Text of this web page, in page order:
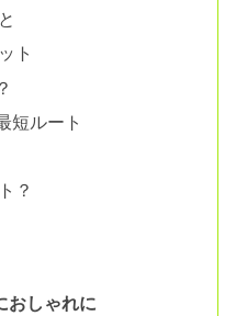
ト
短ルート
？
おしゃれに